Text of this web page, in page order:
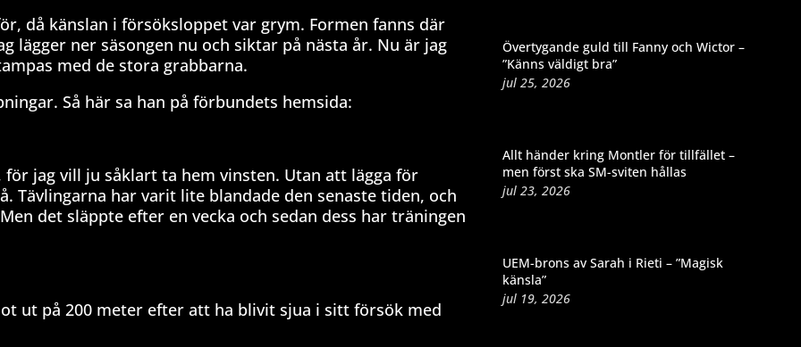
då känslan i försöksloppet var grym. Formen fanns där
lägger ner säsongen nu och siktar på nästa år. Nu är jag
med de stora grabbarna.
Så här sa han på förbundets hemsida:
jag vill ju såklart ta hem vinsten. Utan att lägga för
Tävlingarna har varit lite blandade den senaste tiden, och
det släppte efter en vecka och sedan dess har träningen
ut på 200 meter efter att ha blivit sjua i sitt försök med
Övertygande guld till Fanny och Wictor –
”Känns väldigt bra”
jul 25, 2026
Allt händer kring Montler för tillfället –
men först ska SM-sviten hållas
jul 23, 2026
UEM-brons av Sarah i Rieti – ”Magisk
känsla”
jul 19, 2026